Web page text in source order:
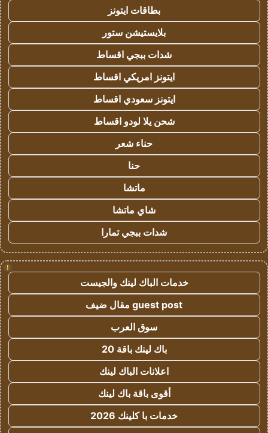
بطاقات ايتونز
بلايستيشن ستور
شدات ببجي اقساط
ايتونز امريكي اقساط
ايتونز سعودي اقساط
شحن يلا لودو اقساط
حناء شعر
حنا
ماتشا
شاي ماتشا
شدات ببجي تمارا
!
خدمات الباك لينك والجيست
guest post مقال ضيف
سوق العرب
باك لينك باقة 20
اعلانات الباك لينك
أقوى باقة باك لينك
خدمات با كلينك 2026